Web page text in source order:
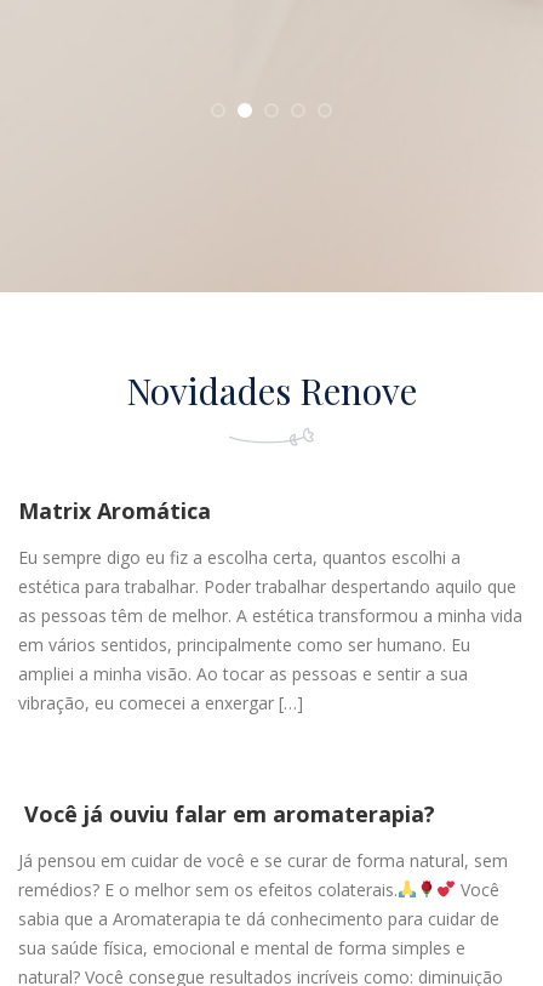
Novidades Renove
Matrix Aromática
Eu sempre digo eu fiz a escolha certa, quantos escolhi a
estética para trabalhar. Poder trabalhar despertando aquilo que
as pessoas têm de melhor. A estética transformou a minha vida
em vários sentidos, principalmente como ser humano. Eu
ampliei a minha visão. Ao tocar as pessoas e sentir a sua
vibração, eu comecei a enxergar […]
Você já ouviu falar em aromaterapia?
Já pensou em cuidar de você e se curar de forma natural, sem
remédios? E o melhor sem os efeitos colaterais.
Você
sabia que a Aromaterapia te dá conhecimento para cuidar de
sua saúde física, emocional e mental de forma simples e
natural? Você consegue resultados incríveis como: diminuição